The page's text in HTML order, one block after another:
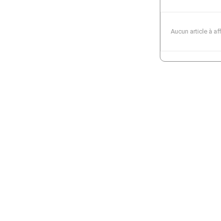
Aucun article à